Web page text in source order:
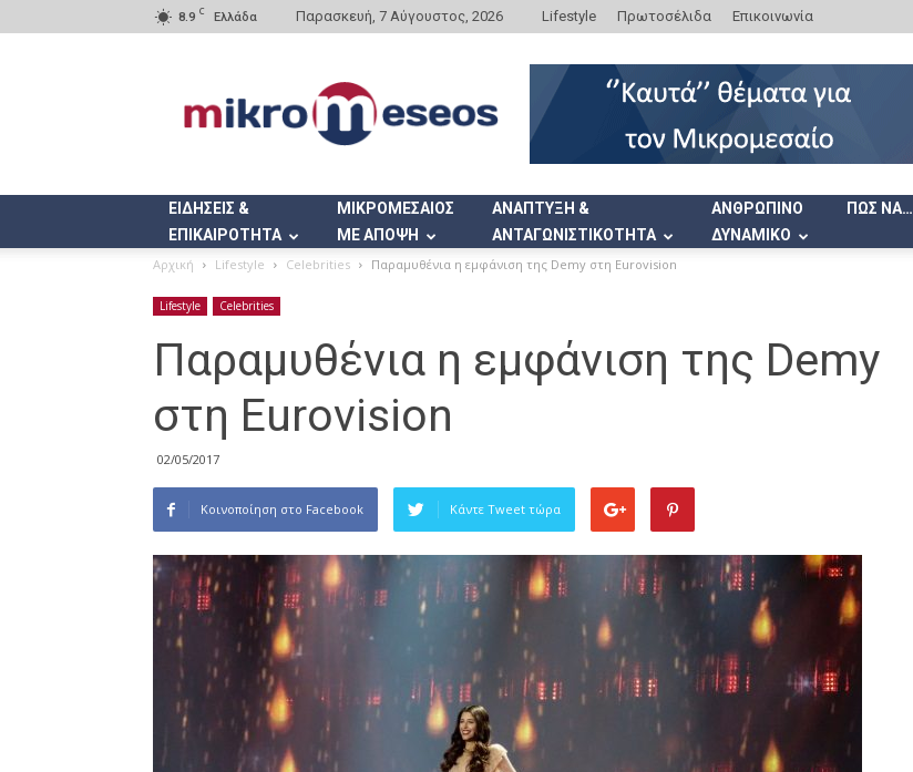
8.9 C Ελλάδα Παρασκευή, 7 Αύγουστος, 2026 Lifestyle Πρωτοσέλιδα Επικοινωνία
ΕΙΔΗΣΕΙΣ &
ΕΠΙΚΑΙΡΟΤΗΤΑ
ΜΙΚΡΟΜΕΣΑΙΟΣ
ΜΕ ΑΠΟΨΗ
ΑΝΑΠΤΥΞΗ &
ΑΝΤΑΓΩΝΙΣΤΙΚΟΤΗΤΑ
ΑΝΘΡΩΠΙΝΟ
ΔΥΝΑΜΙΚΟ
ΠΩΣ ΝΑ…
Αρχική Lifestyle Celebrities Παραμυθένια η εμφάνιση της Demy στη Εurovision
Lifestyle Celebrities
Παραμυθένια η εμφάνιση της Demy
στη Εurovision
02/05/2017
Κοινοποίηση στο Facebook Κάντε Tweet τώρα